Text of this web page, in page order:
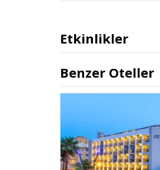
Etkinlikler
Benzer Oteller